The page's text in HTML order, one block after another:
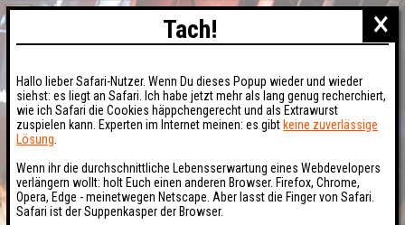
×
Tach!
Hallo lieber Safari-Nutzer. Wenn Du dieses Popup wieder und wieder
siehst: es liegt an Safari. Ich habe jetzt mehr als lang genug recherchiert,
wie ich Safari die Cookies häppchengerecht und als Extrawurst
zuspielen kann. Experten im Internet meinen: es gibt keine zuverlässige
Lösung
Wenn ihr die durchschnittliche Lebensserwartung eines Webdevelopers
verlängern wollt: holt Euch einen anderen Browser. Firefox, Chrome,
Opera, Edge - meinetwegen Netscape. Aber lasst die Finger von Safari.
Safari ist der Suppenkasper der Browser.